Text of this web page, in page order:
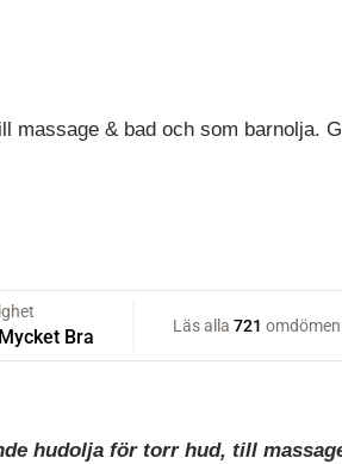
massage & bad och som barnolja.
hudolja för torr hud, till